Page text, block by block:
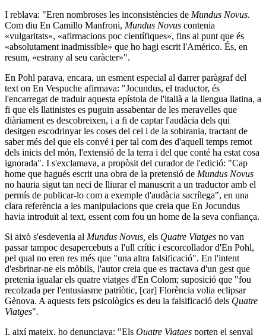
I reblava: "Eren nombroses les inconsistències de Mundus Novus.
Com diu En Camillo Manfroni, Mundus Novus contenia
«vulgaritats», «afirmacions poc científiques», fins al punt que és
«absolutament inadmissible» que ho hagi escrit l'Américo. És, en
resum, «estrany al seu caràcter»".
En Pohl parava, encara, un esment especial al darrer paràgraf del
text on En Vespuche afirmava: "Jocundus, el traductor, és
l'encarregat de traduir aquesta epístola de l'italià a la llengua llatina, a
fi que els llatinistes es puguin assabentar de les meravelles que
diàriament es descobreixen, i a fi de captar l'audàcia dels qui
desitgen escodrinyar les coses del cel i de la sobirania, tractant de
saber més del que els convé i per tal com des d'aquell temps remot
dels inicis del món, l'extensió de la terra i del que conté ha estat cosa
ignorada". I s'exclamava, a propòsit del curador de l'edició: "Cap
home que hagués escrit una obra de la pretensió de Mundus Novus
no hauria sigut tan neci de lliurar el manuscrit a un traductor amb el
permís de publicar-lo com a exemple d'audàcia sacrílega", en una
clara referència a les manipulacions que creia que En Jocundus
havia introduït al text, essent com fou un home de la seva confiança.
Si això s'esdevenia al Mundus Novus, els Quatre Viatges no van
passar tampoc desapercebuts a l'ull crític i escorcollador d'En Pohl,
pel qual no eren res més que "una altra falsificació". En l'intent
d'esbrinar-ne els mòbils, l'autor creia que es tractava d'un gest que
pretenia igualar els quatre viatges d'En Colom; suposició que "fou
recolzada per l'entusiasme patriòtic, [car] Florència volia eclipsar
Gènova. A aquests fets psicològics es deu la falsificació dels Quatre
Viatges".
I, així mateix, ho denunciava: "Els Quatre Viatges porten el senyal